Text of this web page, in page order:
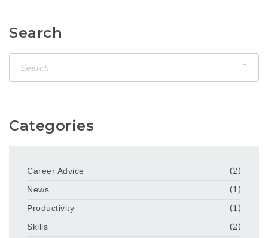
Search
Categories
Career Advice
(2)
News
(1)
Productivity
(1)
Skills
(2)